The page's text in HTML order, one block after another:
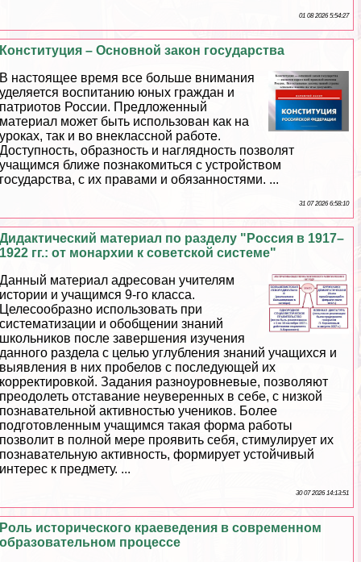
01 08 2026 5:54:27
Конституция – Основной закон государства
В настоящее время все больше внимания
уделяется воспитанию юных граждан и
патриотов России. Предложенный
материал может быть использован как на
уроках, так и во внеклассной работе.
Доступность, образность и наглядность позволят
учащимся ближе познакомиться с устройством
государства, с их правами и обязанностями. ...
31 07 2026 6:58:10
Дидактический материал по разделу "Россия в 1917–
1922 гг.: от монархии к советской системе"
Данный материал адресован учителям
истории и учащимся 9-го класса.
Целесообразно использовать при
систематизации и обобщении знаний
школьников после завершения изучения
данного раздела с целью углубления знаний учащихся и
выявления в них пробелов с последующей их
корректировкой. Задания разноуровневые, позволяют
преодолеть отставание неуверенных в себе, с низкой
познавательной активностью учеников. Более
подготовленным учащимся такая форма работы
позволит в полной мере проявить себя, стимулирует их
познавательную активность, формирует устойчивый
интерес к предмету. ...
30 07 2026 14:13:51
Роль исторического краеведения в современном
образовательном процессе